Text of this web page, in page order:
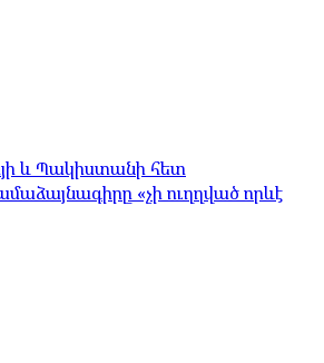
և Պակիստանի հետ
«չի ուղղված որևէ